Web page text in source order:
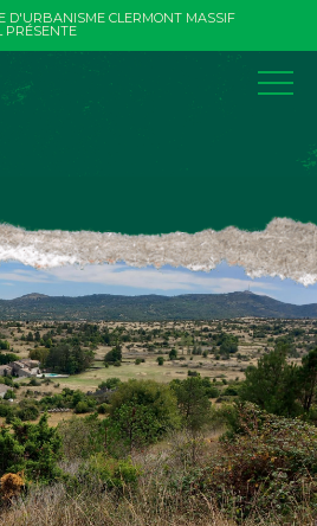
D'URBANISME CLERMONT MASSIF
PRÉSENTE